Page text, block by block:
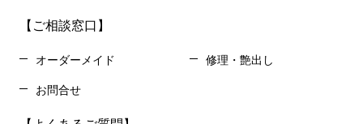
【ご相談窓口】
オーダーメイド 修理・艶出し
お問合せ